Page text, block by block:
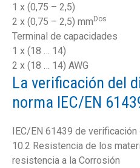
1 x (0,75 – 2,5)
2 x (0,75 – 2,5) mm Dos
Terminal de capacidades
1 x (18 … 14)
2 x (18 … 14) AWG
La verificación del
norma IEC/EN
IEC/EN 61439 de
10.2 Resistencia de los
resistencia a la Corrosión